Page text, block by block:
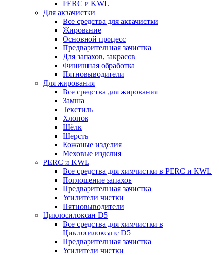
PERC и KWL
Для аквачистки
Все средства для аквачистки
Жирование
Основной процесс
Предварительная зачистка
Для запахов, закрасов
Финишная обработка
Пятновыводители
Для жирования
Все средства для жирования
Замша
Текстиль
Хлопок
Шёлк
Шерсть
Кожаные изделия
Меховые изделия
PERC и KWL
Все средства для химчистки в PERC и KWL
Поглощение запахов
Предварительная зачистка
Усилители чистки
Пятновыводители
Циклосилоксан D5
Все средства для химчистки в
Циклосилоксане D5
Предварительная зачистка
Усилители чистки